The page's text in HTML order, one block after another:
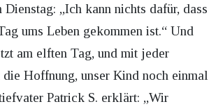
Dienstag: „Ich kann nichts dafür, dass
ums Leben gekommen ist.“ Und
am elften Tag, und mit jeder
Hoffnung, unser Kind noch einmal
Patrick S. erklärt: „Wir